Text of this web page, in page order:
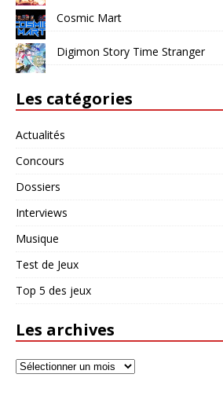
Cosmic Mart
Digimon Story Time Stranger
Les catégories
Actualités
Concours
Dossiers
Interviews
Musique
Test de Jeux
Top 5 des jeux
Les archives